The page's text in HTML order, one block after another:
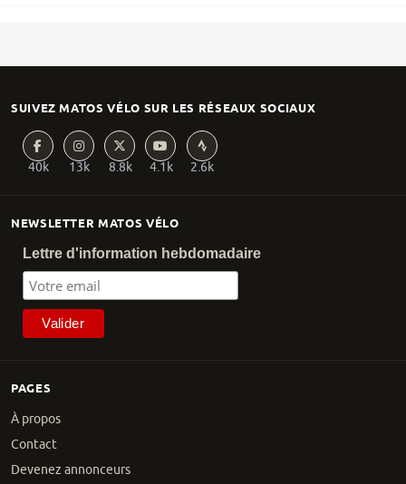
PAGES
À propos
Contact
Devenez annonceurs
NEWSLETTER MATOS VÉLO
Lettre d'information hebdomadaire
SUIVEZ MATOS VÉLO SUR LES RÉSEAUX SOCIAUX
40k 13k 8.8k 4.1k 2.6k